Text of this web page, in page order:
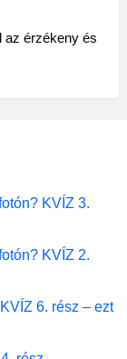
az érzékeny és
KVÍZ 3.
KVÍZ 2.
6. rész – ezt